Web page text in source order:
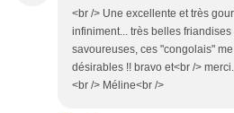
<br /> Une excellente et très
infiniment... très belles
savoureuses, ces "congolais"
désirables !! bravo et<br />
<br /> Méline<br />